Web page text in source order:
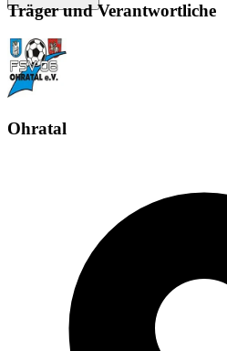
Träger und Verantwortliche
Ohratal